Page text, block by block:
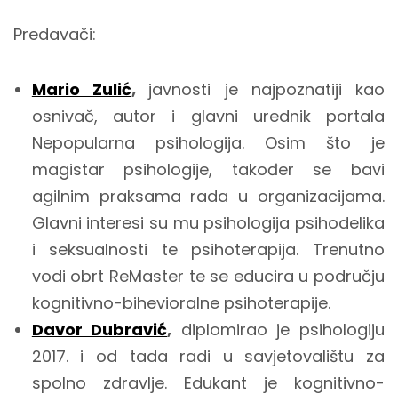
Predavači:
Mario Zulić, javnosti je najpoznatiji kao
osnivač, autor i glavni urednik portala
Nepopularna psihologija. Osim što je
magistar psihologije, također se bavi
agilnim praksama rada u organizacijama.
Glavni interesi su mu psihologija psihodelika
i seksualnosti te psihoterapija. Trenutno
vodi obrt ReMaster te se educira u području
kognitivno-bihevioralne psihoterapije.
Davor Dubravić, diplomirao je psihologiju
2017. i od tada radi u savjetovalištu za
spolno zdravlje. Edukant je kognitivno-